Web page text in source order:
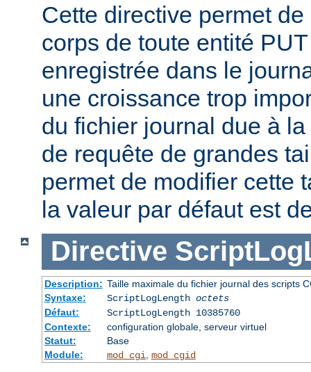
Cette directive permet
corps de toute entité
enregistrée dans le
une croissance trop
du fichier journal due à
de requête de grandes
permet de modifier cette
la valeur par défaut est
Directive
Description: Taille maximale du fichier journal des scripts
Syntaxe:
ScriptLogLength octets
Défaut:
ScriptLogLength 10385760
Contexte:
configuration globale, serveur virtuel
Statut:
Base
Module:
mod_cgi mod_cgid